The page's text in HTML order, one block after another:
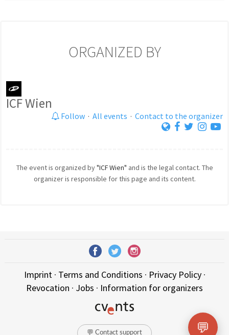
ORGANIZED BY
ICF Wien
Follow · All events · Contact to the organizer
The event is organized by"ICF Wien" and is the legal contact. The
organizer is responsible for this page and its content.
Imprint· Terms and Conditions · Privacy Policy·
Revocation · Jobs · Information for organizers
💬 Contact support 💬